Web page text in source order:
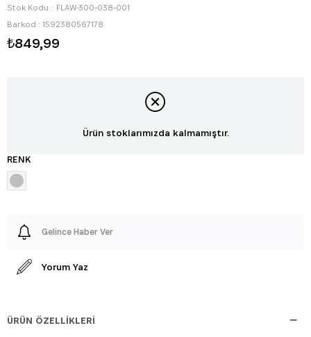
Stok Kodu
FLAW-300-038-001
Barkod : 1592380567178
₺849,99
Ürün stoklarımızda kalmamıştır.
RENK
Gelince Haber Ver
Yorum Yaz
ÜRÜN ÖZELLIKLERI